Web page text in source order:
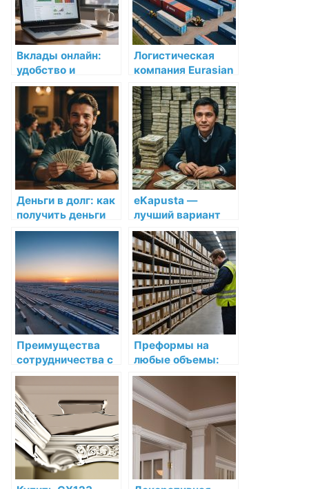
Вклады онлайн:
удобство и
безопасность
Логистическая
компания Eurasian
Bridge в Астане:
надежность и
эффективность на
первом месте
Деньги в долг: как
получить деньги
быстро и без
лишних хлопот
eKapusta —
лучший вариант
микрозайма для
вас
Преимущества
сотрудничества с
Eurasian Bridge
Kazakhstan:
Ведущей
транспортной
компанией в
Казахстане
Преформы на
любые объемы:
выбор и
преимущества от
производителя
«Оптимум»